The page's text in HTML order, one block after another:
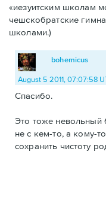
«иезуитским школам
чешскобратские
школами.)
bohemicus
August 5 2011, 07:07:58
Спасибо.
Это тоже невольный
не с кем-то, а кому-
сохранить чистоту